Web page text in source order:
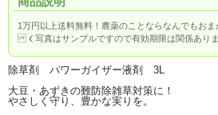
1万円以上送料無料！農薬のことならなんでもおま
（写真はサンプルですので有効期限は関係ありま
除草剤 パワーガイザー液剤 3L
大豆・あずきの難防除雑草対策に！
やさしく守り、豊かな実りを。